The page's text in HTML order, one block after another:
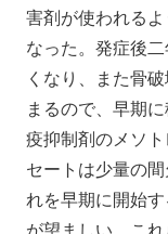
害剤が使われるよ
なった。発症後
くなり、また骨
まるので、早期
疫抑制剤のメソト
セートは少量の
れを早期に開始す